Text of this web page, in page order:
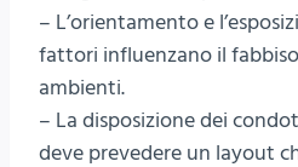
– L’orientamento e
fattori influenzano il
ambienti.
– La disposizione dei
deve prevedere un layout